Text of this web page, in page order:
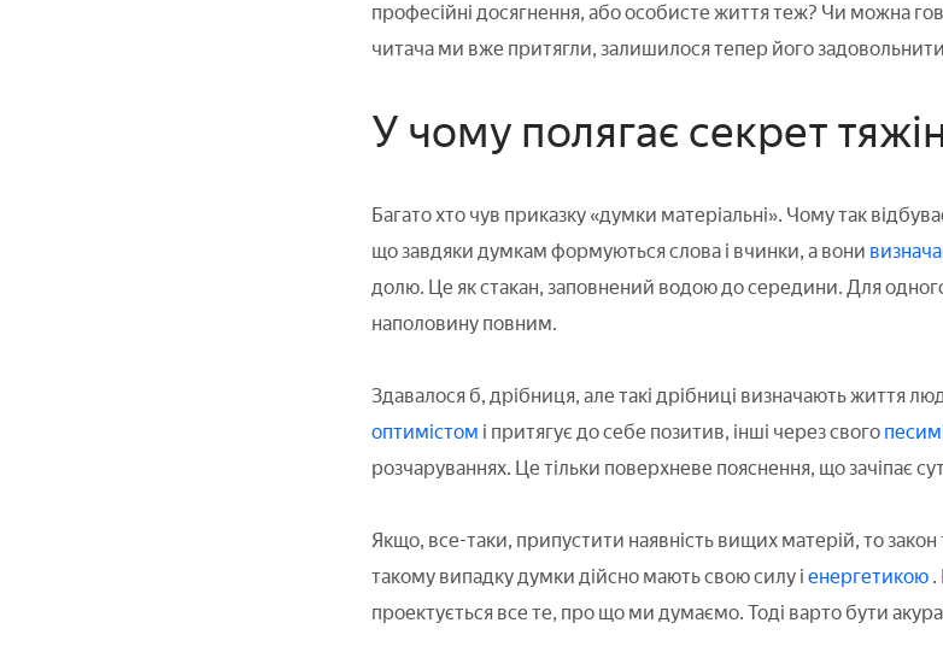
професійні досягнення, або особисте життя теж? Чи можна
читача ми вже притягли, залишилося тепер його
У чому полягає секрет
Багато хто чув приказку «думки матеріальні». Чому так
що завдяки думкам формуються слова і вчинки, а вони
долю. Це як стакан, заповнений водою до середини. Для
наполовину повним.
Здавалося б, дрібниця, але такі дрібниці визначають життя
оптимістом і притягує до себе позитив, інші через свого
розчаруваннях. Це тільки поверхневе пояснення, що зачіпає
Якщо, все-таки, припустити наявність вищих матерій, то закон
такому випадку думки дійсно мають свою силу і енергетикою .
проектується все те, про що ми думаємо. Тоді варто бути